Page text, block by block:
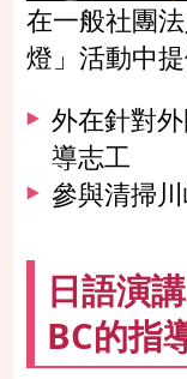
在一般社團
燈」活動中
外在針對
導志工
參與清掃
日語演
BC的指